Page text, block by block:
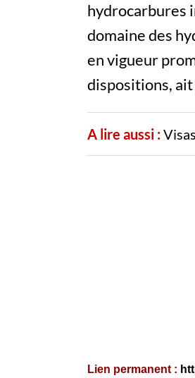
hydrocarbures
domaine des
en vigueur
dispositions,
A lire aussi :
Lien permanent :